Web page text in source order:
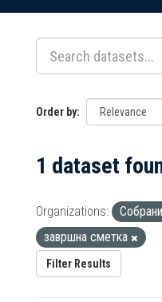
content
Order by
1 dataset
Organizations:
завршна сметка
Filter Results